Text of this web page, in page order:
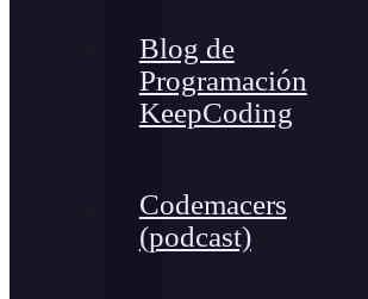
Blog de
Programación
KeepCoding
Codemacers
(podcast)